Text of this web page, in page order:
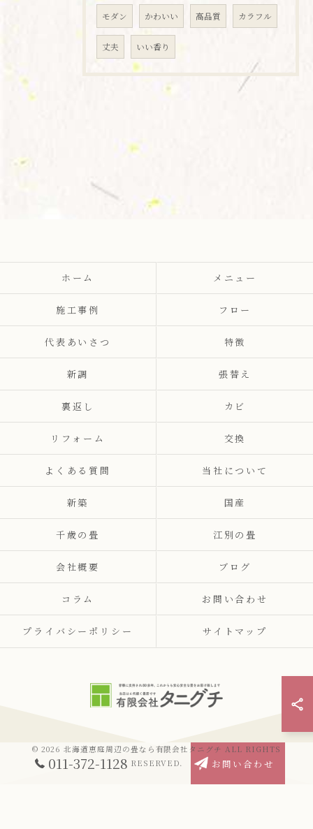
モダン かわいい 高品質 カラフル
丈夫 いい香り
011-372-1128 お問い合わせ
ホーム メニュー
施工事例 フロー
代表あいさつ 特徴
新調 張替え
裏返し カビ
リフォーム 交換
よくある質問 当社について
新築 国産
千歳の畳 江別の畳
会社概要 ブログ
コラム お問い合わせ
プライバシーポリシー サイトマップ
© 2026 北海道恵庭周辺の畳なら有限会社タニグチ ALL RIGHTS
RESERVED.